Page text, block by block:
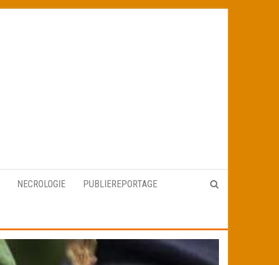
NECROLOGIE PUBLIEREPORTAGE